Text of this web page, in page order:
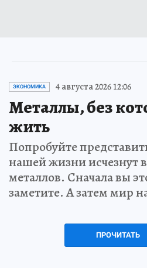
ЭКОНОМИКА 4 августа 2026 12:06
Металлы, без
жить
Попробуйте
нашей жизни исчезнут
металлов. Сначала вы
заметите. А затем мир
ПРОЧИТАТЬ